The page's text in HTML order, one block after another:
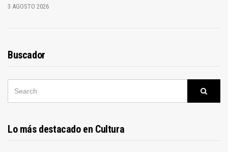
3 AGOSTO 2026
Buscador
Lo más destacado en Cultura